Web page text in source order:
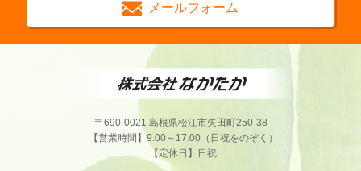
メールフォーム
〒690-0021 島根県松江市矢田町250-38
【営業時間】9:00～17:00（日祝をのぞく）
【定休日】日祝